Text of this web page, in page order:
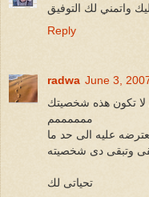
واتمني لك التوفيق
Reply
radwa June 3,
لا تكون هذه شخصيتك
ممممممم
عليه الى حد ما
وتبقى دى شخصيته
تحياتى لك